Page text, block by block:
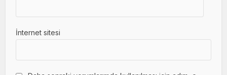
İnternet sitesi